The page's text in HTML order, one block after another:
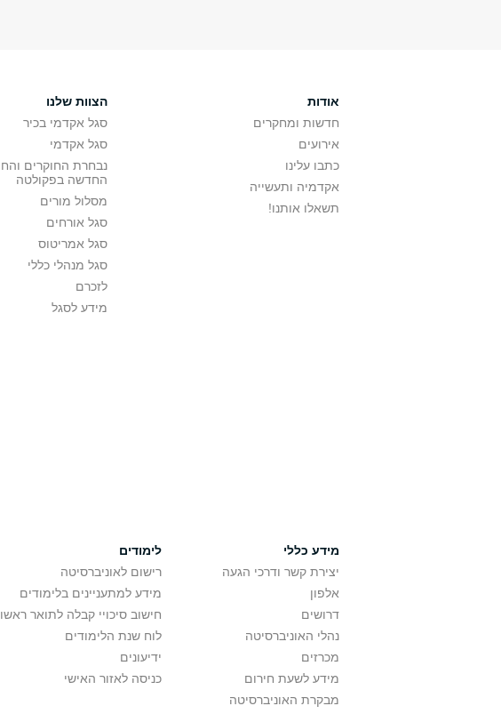
אודות
חדשות ומחקרים
אירועים
כתבו עלינו
אקדמיה ותעשייה
תשאלו אותנו!
הצוות שלנו
סגל אקדמי בכיר
סגל אקדמי
נבחרת החוקרים
החדשה בפקולטה
מסלול מורים
סגל אורחים
סגל אמריטוס
סגל מנהלי כללי
לזכרם
מידע לסגל
מידע כללי
יצירת קשר ודרכי הגעה
אלפון
דרושים
נהלי האוניברסיטה
מכרזים
מידע לשעת חירום
מבקרת האוניברסיטה
לימודים
רישום לאוניברסיטה
מידע למתעניינים בלימודים
חישוב סיכויי קבלה לתואר
לוח שנת הלימודים
ידיעונים
כניסה לאזור האישי